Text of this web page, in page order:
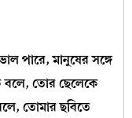
পারে, মানুষের সঙ্গে
বলে, তোর ছেলেকে
তোমার ছবিতে